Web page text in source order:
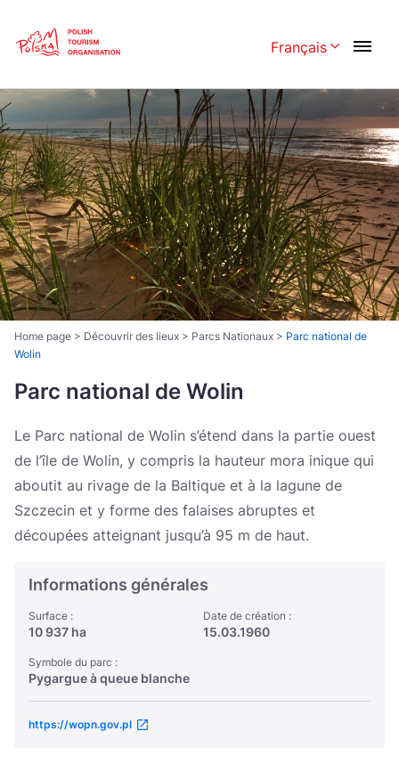
Français
Polski English
Česká 中国
Dansk Deutsch
Español Français
Italiano Magyar
Nederlands 日本語
Português Norsk
Україна
Zamknij
Home page > Découvrir des lieux > Parcs Nationaux > Parc national de
Wolin
Parc national de Wolin
Le Parc national de Wolin s’étend dans la partie ouest
de l’île de Wolin, y compris la hauteur mora inique qui
aboutit au rivage de la Baltique et à la lagune de
Szczecin et y forme des falaises abruptes et
découpées atteignant jusqu’à 95 m de haut.
Informations générales
Surface :
10 937 ha
Date de création :
15.03.1960
Symbole du parc :
Pygargue à queue blanche
https://wopn.gov.pl